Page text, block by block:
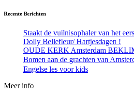
Recente Berichten
Staakt de vuilnisophaler van het
Dolly Bellefleur/ Hartjesdagen !
OUDE KERK Amsterdam
Bomen aan de grachten van
Engelse les voor kids
Meer info